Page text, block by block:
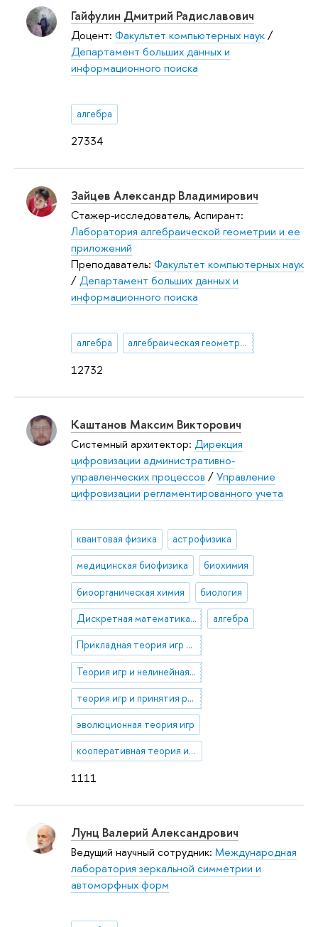
27334
Гайфулин Дмитрий Радиславович
Доцент: Факультет компьютерных наук/
Департамент больших данных и
информационного поиска
алгебра
12732
Зайцев Александр Владимирович
Стажер-исследователь, Аспирант:
Лаборатория алгебраической геометрии и ее
приложений
Преподаватель: Факультет компьютерных наук
/Департамент больших данных и
информационного поиска
алгебра алгебраическая геометрия
1111
Каштанов Максим Викторович
Системный архитектор: Дирекция
цифровизации административно-
управленческих процессов /Управление
цифровизации регламентированного учета
квантовая физика астрофизика
медицинская биофизика биохимия
биоорганическая химия биология
Дискретная математика и комбинаторика алгебра
Прикладная теория игр и теория сетей
Теория игр и нелинейная оптимизация
теория игр и принятия решений
эволюционная теория игр
кооперативная теория игр
Лунц Валерий Александрович
Ведущий научный сотрудник: Международная
лаборатория зеркальной симметрии и
автоморфных форм